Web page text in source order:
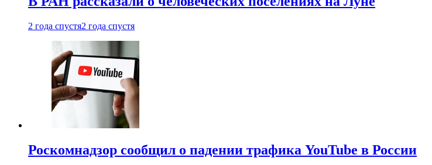
2 года спустя2 года спустя
Роскомнадзор сообщил о падении трафика YouTube в России